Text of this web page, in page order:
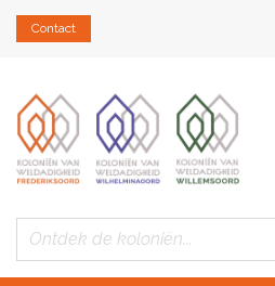
Contact